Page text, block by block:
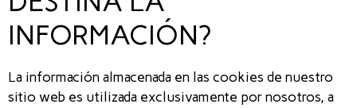
INFORMACIÓN?
La información almacenada en las cookies de nuestro
sitio web es utilizada exclusivamente por nosotros, a